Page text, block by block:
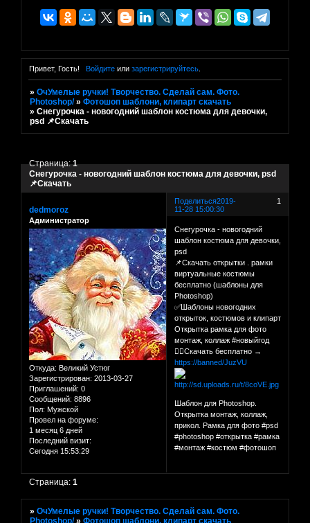
Привет, Гость! Войдитеили зарегистрируйтесь.
»ОчУмелые ручки! Творчество. Сделай сам. Фото.
Photoshop/ »Фотошоп шаблони, клипарт скачать
»Снегурочка - новогодний шаблон костюма для девочки,
psd 📌Скачать
Снегурочка - новогодний шаблон костюма для девочки, psd
📌Скачать
Страница:1
Поделиться 1
2019-
11-28 15:00:30
dedmoroz
Администратор
Откуда: Великий Устюг
Зарегистрирован: 2013-03-27
Приглашений: 0
Сообщений: 8896
Пол: Мужской
Провел на форуме:
1 месяц 6 дней
Последний визит:
Сегодня 15:53:29
Снегурочка - новогодний
шаблон костюма для девочки,
psd
📌Скачать открытки . рамки
виртуальные костюмы
бесплатно (шаблоны для
Photoshop)
✅Шаблоны новогодних
открыток, костюмов и клипарт
Открытка рамка для фото
монтаж, коллаж #новыйгод
👉🏻Скачать бесплатно →
https://banned/JuzVU
Шаблон для Photoshop.
Открытка монтаж, коллаж,
прикол. Рамка для фото #psd
#photoshop #открытка #рамка
#монтаж #костюм #фотошоп
Страница:1
»ОчУмелые ручки! Творчество. Сделай сам. Фото.
Photoshop/ »Фотошоп шаблони, клипарт скачать